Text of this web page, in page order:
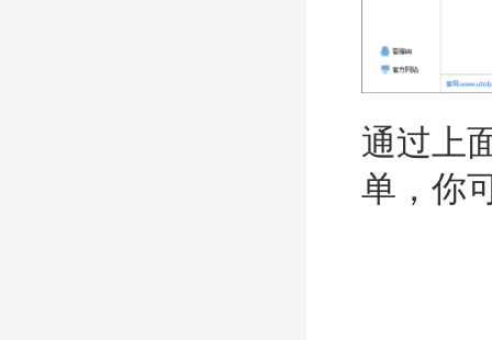
通过上
单，你